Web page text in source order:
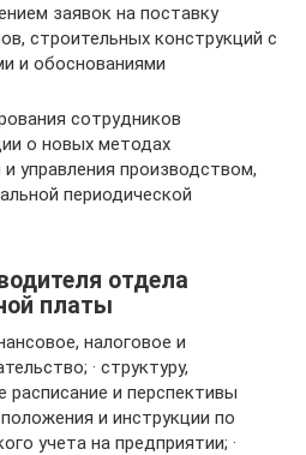
заявок на поставку
строительных конструкций с
и обоснованиями
сотрудников
о новых методах
и управления производством,
периодической
отдела
платы
налоговое и
· структуру,
и перспективы
и инструкции по
учета на предприятии; ·